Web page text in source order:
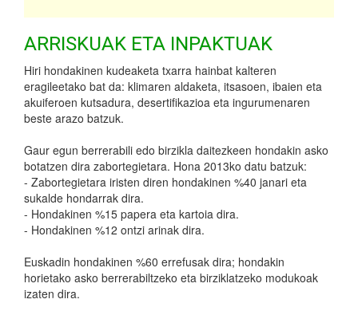
ARRISKUAK ETA INPAKTUAK
Hiri hondakinen kudeaketa txarra hainbat kalteren
eragileetako bat da: klimaren aldaketa, itsasoen, ibaien eta
akuiferoen kutsadura, desertifikazioa eta ingurumenaren
beste arazo batzuk.
Gaur egun berrerabili edo birzikla daitezkeen hondakin asko
botatzen dira zabortegietara. Hona 2013ko datu batzuk:
- Zabortegietara iristen diren hondakinen %40 janari eta
sukalde hondarrak dira.
- Hondakinen %15 papera eta kartoia dira.
- Hondakinen %12 ontzi arinak dira.
Euskadin hondakinen %60 errefusak dira; hondakin
horietako asko berrerabiltzeko eta birziklatzeko modukoak
izaten dira.